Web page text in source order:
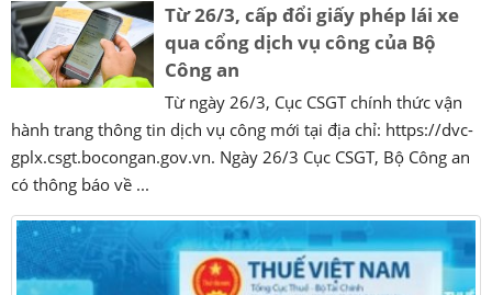
Từ 26/3, cấp đổi giấy phép lái xe
qua cổng dịch vụ công của Bộ
Công an
Từ ngày 26/3, Cục CSGT chính thức vận
hành trang thông tin dịch vụ công mới tại địa chỉ: https://dvc-
gplx.csgt.bocongan.gov.vn. Ngày 26/3 Cục CSGT, Bộ Công an
có thông báo về ...